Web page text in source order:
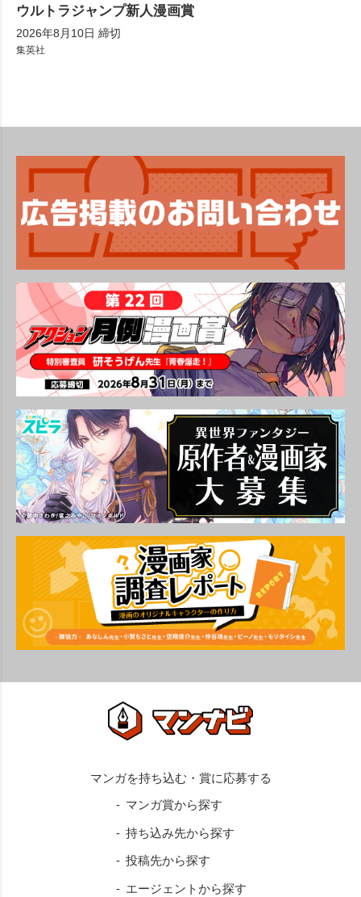
ウルトラジャンプ新人漫画賞
2026年8月10日 締切
集英社
マンガ賞から探す
持ち込み先から探す
投稿先から探す
エージェントから探す